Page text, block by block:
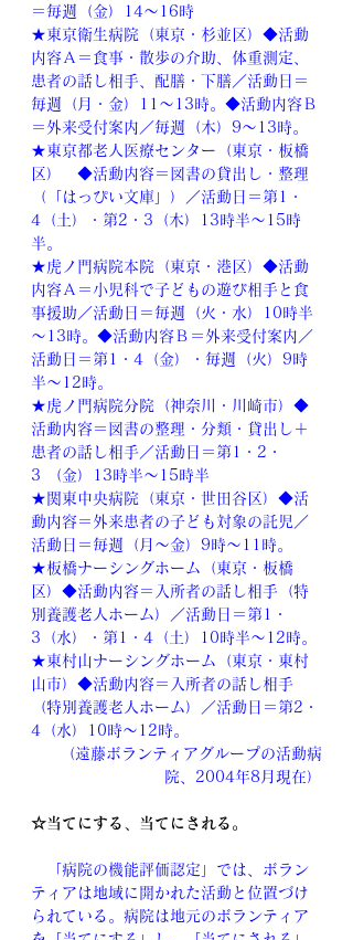
＝毎週（金）14～16時
★東京衛生病院（東京・杉並区）◆活動
内容Ａ＝食事・散歩の介助、体重測定、
患者の話し相手、配膳・下膳／活動日＝
毎週（月・金）11～13時。◆活動内容Ｂ
＝外来受付案内／毎週（木）9～13時。
★東京都老人医療センター（東京・板橋
区）　◆活動内容＝図書の貸出し・整理
（「はっぴい文庫」）／活動日＝第1・
4（土）・第2・3（木）13時半～15時
半。
★虎ノ門病院本院（東京・港区）◆活動
内容Ａ＝小児科で子どもの遊び相手と食
事援助／活動日＝毎週（火・水）10時半
～13時。◆活動内容Ｂ＝外来受付案内／
活動日＝第1・4（金）・毎週（火）9時
半～12時。
★虎ノ門病院分院（神奈川・川崎市）◆
活動内容＝図書の整理・分類・貸出し＋
患者の話し相手／活動日＝第1・2・
3 （金）13時半～15時半
★関東中央病院（東京・世田谷区）◆活
動内容＝外来患者の子ども対象の託児／
活動日＝毎週（月～金）9時～11時。
★板橋ナーシングホーム（東京・板橋
区）◆活動内容＝入所者の話し相手（特
別養護老人ホーム）／活動日＝第1・
3（水）・第1・4（土）10時半～12時。
★東村山ナーシングホーム（東京・東村
山市）◆活動内容＝入所者の話し相手
（特別養護老人ホーム）／活動日＝第2・
4（水）10時～12時。
（遠藤ボランティアグループの活動病
院、2004年8月現在）
☆当てにする、当てにされる。
「病院の機能評価認定」では、ボラン
ティアは地域に開かれた活動と位置づけ
られている。病院は地元のボランティア